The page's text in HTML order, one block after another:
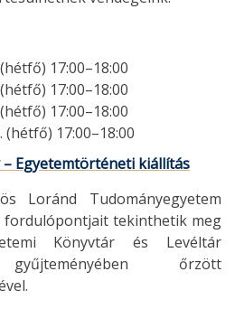
17:00–18:00
17:00–18:00
17:00–18:00
(hétfő) 17:00–18:00
Egyetemtörténeti kiállítás
Loránd Tudományegyetem
tekinthetik meg
Könyvtár és Levéltár
gyűjteményében őrzött